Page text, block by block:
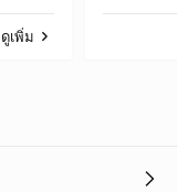
ดูเพิ่ม